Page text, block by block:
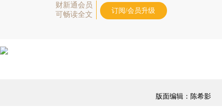
财新通会员
可畅读全文
订阅/会员升级
版面编辑：陈希影